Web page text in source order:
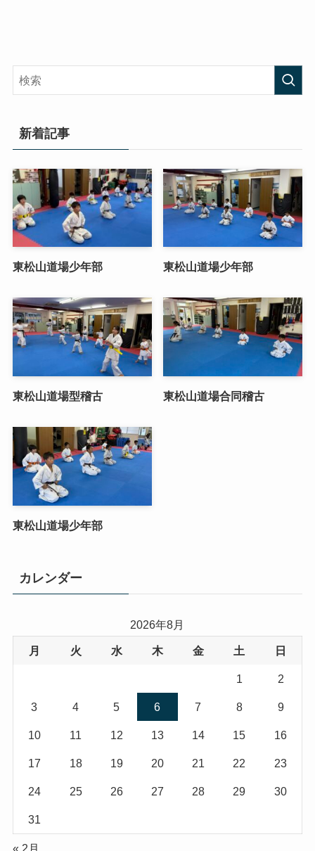
新着記事
東松山道場少年部 東松山道場少年部
東松山道場型稽古 東松山道場合同稽古
東松山道場少年部
カレンダー
2026年8月
月 火 水 木 金 土 日
1 2
3 4 5 6 7 8 9
10 11 12 13 14 15 16
17 18 19 20 21 22 23
24 25 26 27 28 29 30
31
« 2月